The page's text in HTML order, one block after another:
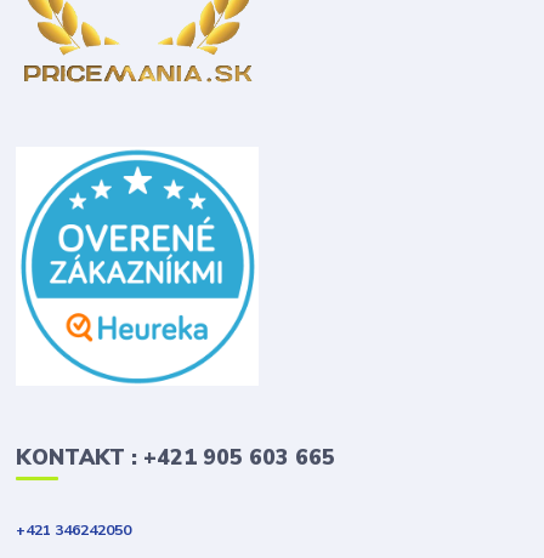
KONTAKT : +421 905 603 665
+421 346242050